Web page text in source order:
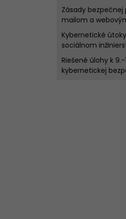
Zásady
mailom a
Kybernetické
sociálnom
Riešené úlohy k 9.-
kybernetickej